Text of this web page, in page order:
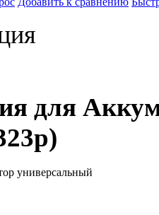
для
универсальный